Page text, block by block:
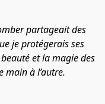
partageait des
je protégerais ses
et la magie des
main à l’autre.